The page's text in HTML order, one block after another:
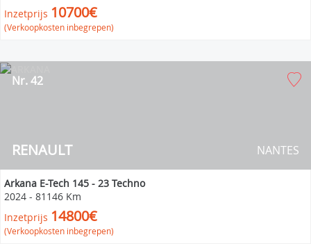
Inzetprijs 10700€
(Verkoopkosten inbegrepen)
RENAULT
Nr. 42
NANTES
Arkana E-Tech 145 - 23 Techno
2024 - 81146 Km
Inzetprijs 14800€
(Verkoopkosten inbegrepen)